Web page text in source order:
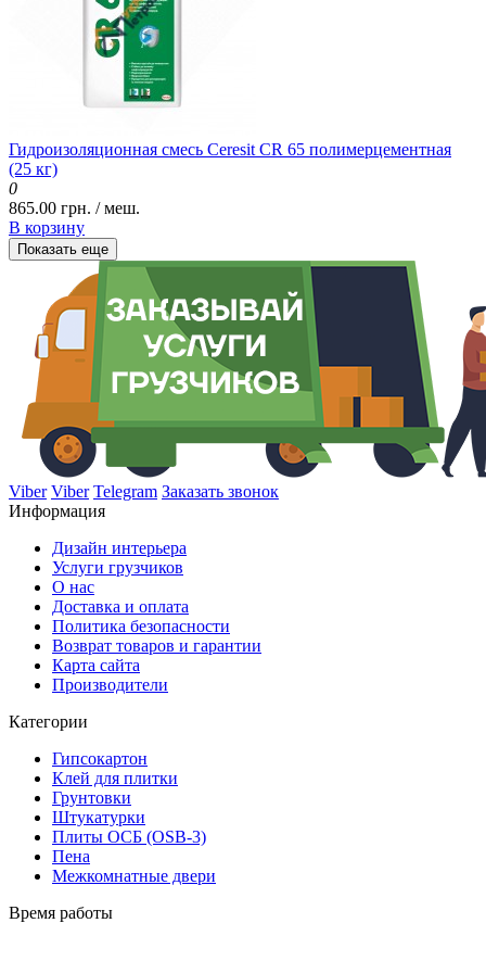
Гидроизоляционная смесь Ceresit CR 65 полимерцементная
(25 кг)
0
865.00 грн. / меш.
В корзину
Показать еще
Viber Viber Telegram Заказать звонок
Информация
Дизайн интерьера
Услуги грузчиков
О нас
Доставка и оплата
Политика безопасности
Возврат товаров и гарантии
Карта сайта
Производители
Категории
Гипсокартон
Клей для плитки
Грунтовки
Штукатурки
Плиты ОСБ (OSB-3)
Пена
Межкомнатные двери
Время работы